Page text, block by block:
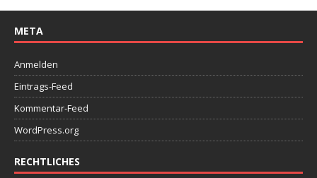
META
Anmelden
Eintrags-Feed
Kommentar-Feed
WordPress.org
RECHTLICHES